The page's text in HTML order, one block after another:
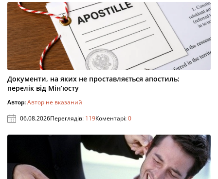
Документи, на яких не проставляється апостиль:
перелік від Мін’юсту
Автор:Автор не вказаний
06.08.2026Переглядів: 119Коментарі:0